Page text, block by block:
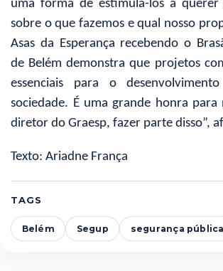
uma forma de estimulá-los a querer
sobre o que fazemos e qual nosso
Asas da Esperança recebendo o
de Belém demonstra que projetos
essenciais para o
sociedade. É uma grande honra para
diretor do Graesp, fazer parte disso”,
Texto: Ariadne França
TAGS
Belém Segup segurança pública